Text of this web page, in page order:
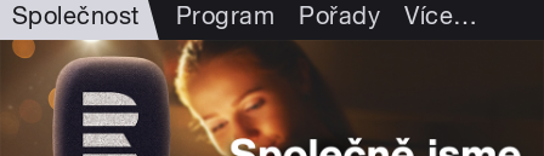
Společnost Program Pořady Více…